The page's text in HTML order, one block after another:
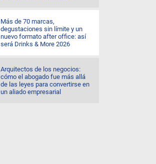
Más de 70 marcas,
degustaciones sin límite y un
nuevo formato after office: así
será Drinks & More 2026
Arquitectos de los negocios:
cómo el abogado fue más allá
de las leyes para convertirse en
un aliado empresarial